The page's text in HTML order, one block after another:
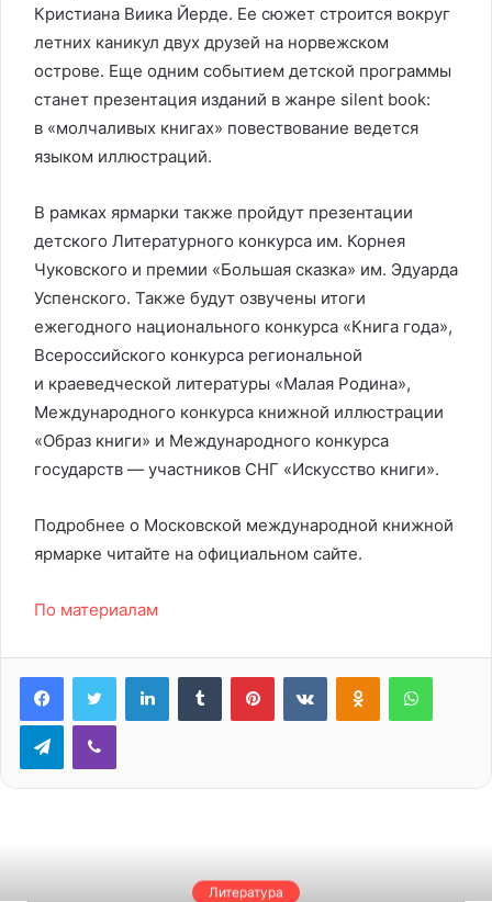
Кристиана Виика Йерде. Ее сюжет строится вокруг
летних каникул двух друзей на норвежском
острове. Еще одним событием детской программы
станет презентация изданий в жанре silent book:
в «молчаливых книгах» повествование ведется
языком иллюстраций.
В рамках ярмарки также пройдут презентации
детского Литературного конкурса им. Корнея
Чуковского и премии «Большая сказка» им. Эдуарда
Успенского. Также будут озвучены итоги
ежегодного национального конкурса «Книга года»,
Всероссийского конкурса региональной
и краеведческой литературы «Малая Родина»,
Международного конкурса книжной иллюстрации
«Образ книги» и Международного конкурса
государств — участников СНГ «Искусство книги».
Подробнее о Московской международной книжной
ярмарке читайте на официальном сайте.
По материалам
LinkedInTumblr PinterestВконтактеОдноклассники
TelegramViber
Литература